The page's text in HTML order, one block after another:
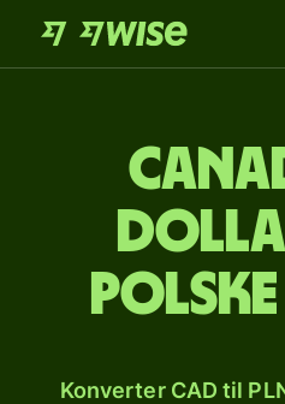
Konverter CAD til